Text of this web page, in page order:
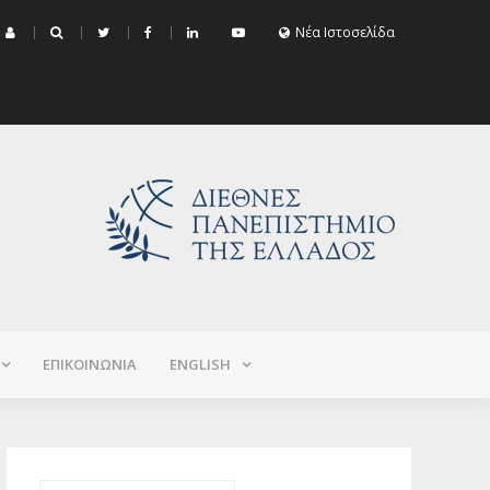
Εξεταστικής Σεπτεμβρίου 2026 (Χειμερινό+Εαρινό 2025-2026)
Νέα Ιστοσελίδα
ΕΠΙΚΟΙΝΩΝΙΑ ΕNGLISH